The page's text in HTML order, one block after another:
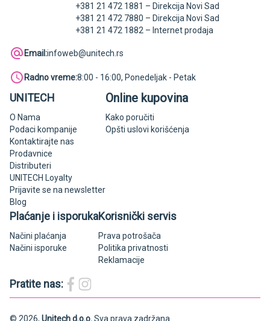
+381 21 472 1881 – Direkcija Novi Sad
+381 21 472 7880 – Direkcija Novi Sad
+381 21 472 1882 – Internet prodaja
Email:infoweb@unitech.rs
Radno vreme:8:00 - 16:00, Ponedeljak - Petak
UNITECH
O Nama
Podaci kompanije
Kontaktirajte nas
Prodavnice
Distributeri
UNITECH Loyalty
Prijavite se na newsletter
Blog
Online kupovina
Kako poručiti
Opšti uslovi korišćenja
Plaćanje i isporuka
Načini plaćanja
Načini isporuke
Korisnički servis
Prava potrošača
Politika privatnosti
Reklamacije
Pratite nas:
© 2026, Unitech d.o.o.Sva prava zadržana